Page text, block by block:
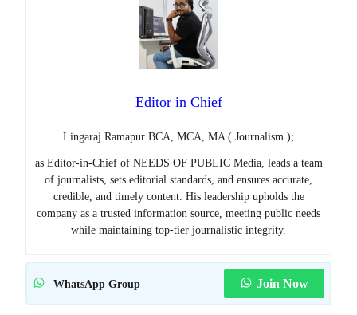
Editor in Chief
Lingaraj Ramapur BCA, MCA, MA ( Journalism );
as Editor-in-Chief of NEEDS OF PUBLIC Media, leads a team
of journalists, sets editorial standards, and ensures accurate,
credible, and timely content. His leadership upholds the
company as a trusted information source, meeting public needs
while maintaining top-tier journalistic integrity.
WhatsApp Group Join Now